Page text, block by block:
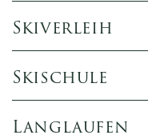
Skiverleih
Skischule
Langlaufen